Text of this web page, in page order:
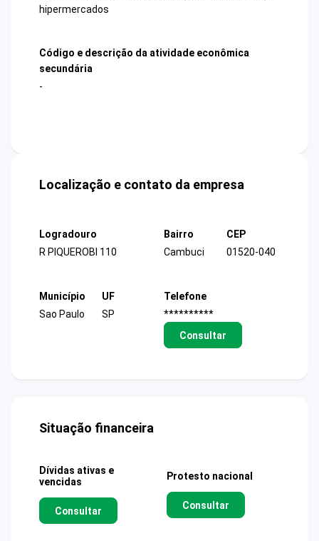
hipermercados
Código e descrição da atividade econômica
secundária
-
Localização e contato da empresa
Logradouro
R PIQUEROBI 110
Bairro
Cambuci
CEP
01520-040
Município
Sao Paulo
UF
SP
Telefone
**********
Consultar
Situação financeira
Dívidas ativas e
vencidas
Consultar
Protesto nacional
Consultar